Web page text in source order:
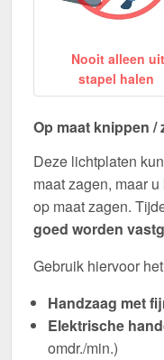
Nooit alleen
stapel halen
Op maat knippen /
Deze lichtplaten
maat zagen, maar
op maat zagen.
goed worden
Gebruik hiervoor
Handzaag met
Elektrische
omdr./min.)